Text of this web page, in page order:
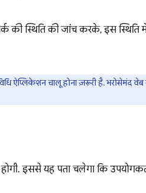
की स्थिति की जांच करके, इस स्थिति
ऐप्लिकेशन चालू होना ज़रूरी है. भरोसेमंद वेब
इससे यह पता चलेगा कि